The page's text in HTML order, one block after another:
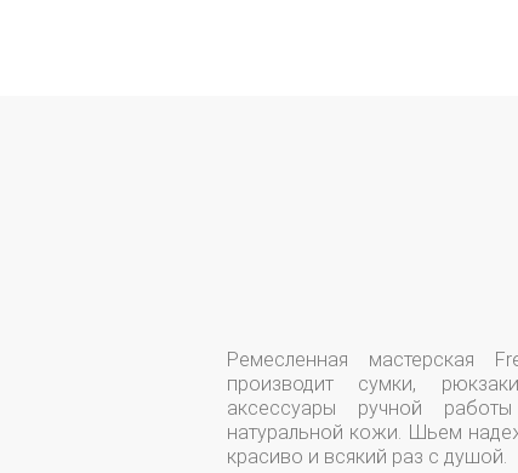
Ремесленная мастерская
производит сумки,
аксессуары ручной
натуральной кожи. Шьем
красиво и всякий раз с душой.